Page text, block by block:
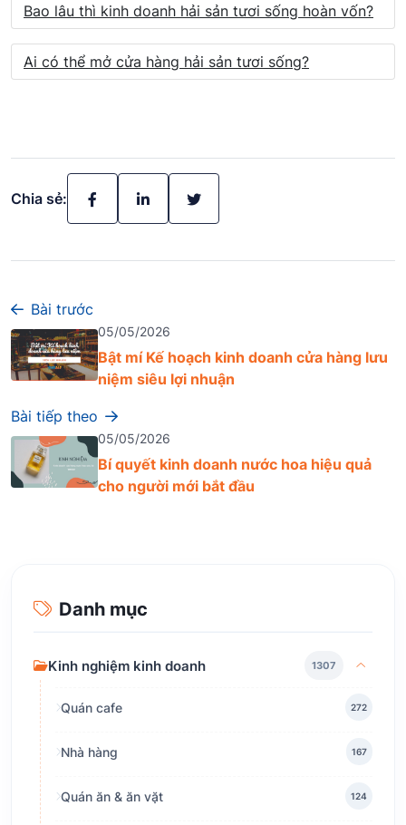
Bao lâu thì kinh doanh hải sản tươi sống hoàn vốn?
Ai có thể mở cửa hàng hải sản tươi sống?
Chia sẻ:
Bài trước
05/05/2026
Bật mí Kế hoạch kinh doanh cửa hàng lưu
niệm siêu lợi nhuận
Bài tiếp theo
05/05/2026
Bí quyết kinh doanh nước hoa hiệu quả
cho người mới bắt đầu
Danh mục
Kinh nghiệm kinh doanh 1307
Quán cafe 272
Nhà hàng 167
Quán ăn & ăn vặt 124